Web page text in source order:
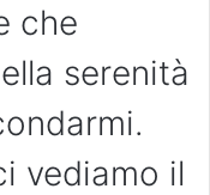
che
serenità
vediamo il